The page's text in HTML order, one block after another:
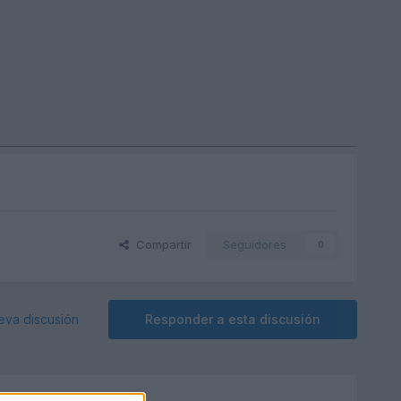
Compartir Seguidores 0
Responder a esta discusión
discusión